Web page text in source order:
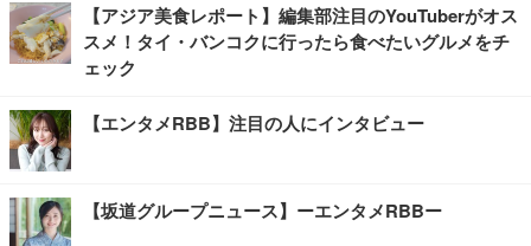
【アジア美食レポート】編集部注目のYouTuberがオス
スメ！タイ・バンコクに行ったら食べたいグルメをチ
ェック
【エンタメRBB】注目の人にインタビュー
【坂道グループニュース】ーエンタメRBBー